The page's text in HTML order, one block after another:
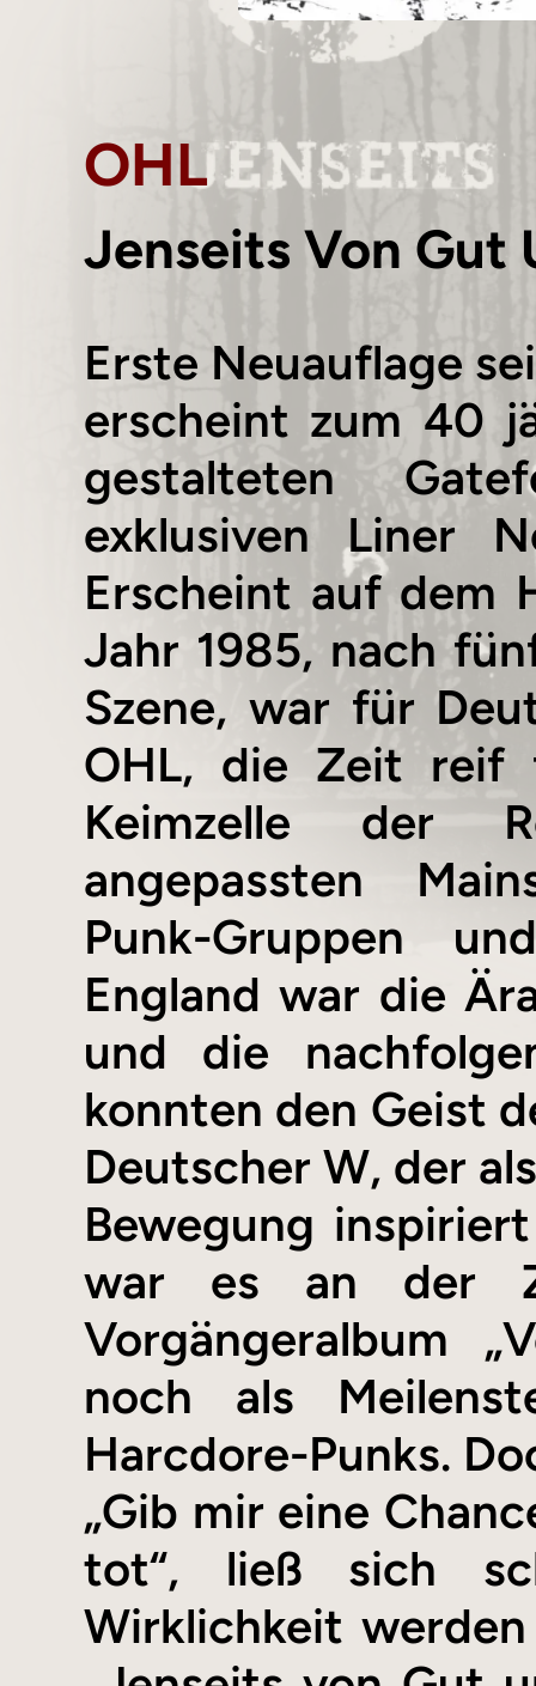
OHL
Jenseits Von Gut
Erste Neuauflage
erscheint zum 40
gestalteten
exklusiven Liner
Erscheint auf dem
Jahr 1985, nach
Szene, war für
OHL, die Zeit reif
Keimzelle der
angepassten
Punk-Gruppen
England war die
und die
konnten den Geist
Deutscher W, der
Bewegung
war es an der
Vorgängeralbum
noch als
Harcdore-Punks.
„Gib mir eine
tot“, ließ sich
Wirklichkeit